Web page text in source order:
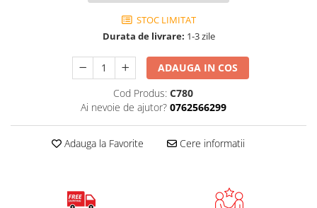
STOC LIMITAT
Durata de livrare: 1-3 zile
ADAUGA IN COS
Cod Produs: C780
Ai nevoie de ajutor? 0762566299
Adauga la Favorite Cere informatii